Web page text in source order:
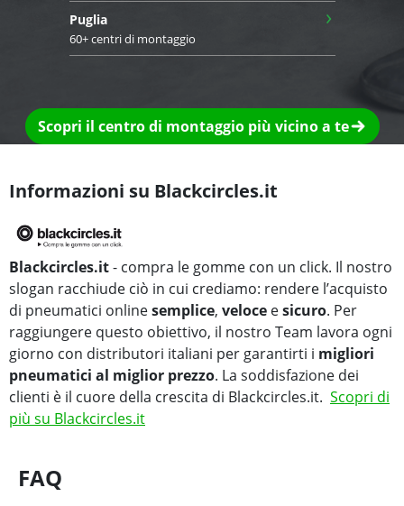
Puglia
60+ centri di montaggio
›
Scopri il centro di montaggio più vicino a te
Informazioni su Blackcircles.it
Blackcircles.it- compra le gomme con un click. Il nostro
slogan racchiude ciò in cui crediamo: rendere l’acquisto
di pneumatici onlinesemplice, veloce esicuro. Per
raggiungere questo obiettivo, il nostro Team lavora ogni
giorno con distributori italiani per garantirti i migliori
pneumatici al miglior prezzo. La soddisfazione dei
clienti è il cuore della crescita di Blackcircles.it. Scopri di
più su Blackcircles.it
FAQ